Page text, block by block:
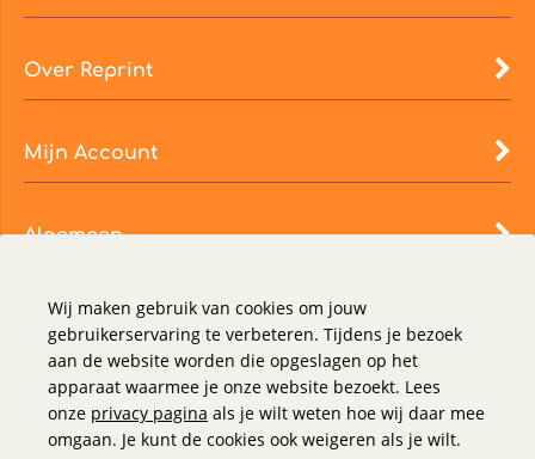
Over Reprint
Mijn Account
Algemeen
Wij maken gebruik van cookies om jouw
gebruikerservaring te verbeteren. Tijdens je bezoek
aan de website worden die opgeslagen op het
apparaat waarmee je onze website bezoekt. Lees
onze privacy pagina als je wilt weten hoe wij daar mee
omgaan. Je kunt de cookies ook weigeren als je wilt.